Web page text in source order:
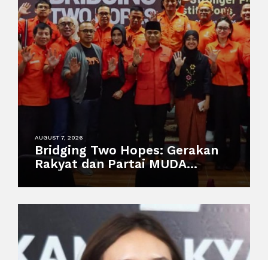
AUGUST 7, 2026
Bridging Two Hopes: Gerakan
Rakyat dan Partai MUDA
Malaysia Satukan Visi Politik
Anak Muda